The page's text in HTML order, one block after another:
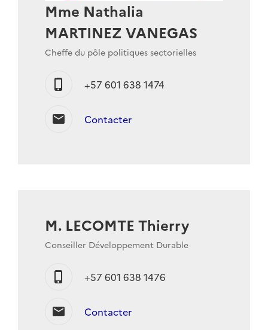
Mme Nathalia
MARTINEZ VANEGAS
Cheffe du pôle politiques sectorielles
phone_iphone +57 601 638 1474
mail Contacter
M. LECOMTE Thierry
Conseiller Développement Durable
phone_iphone +57 601 638 1476
mail Contacter